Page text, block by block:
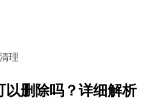
理
以删除吗？详细解析